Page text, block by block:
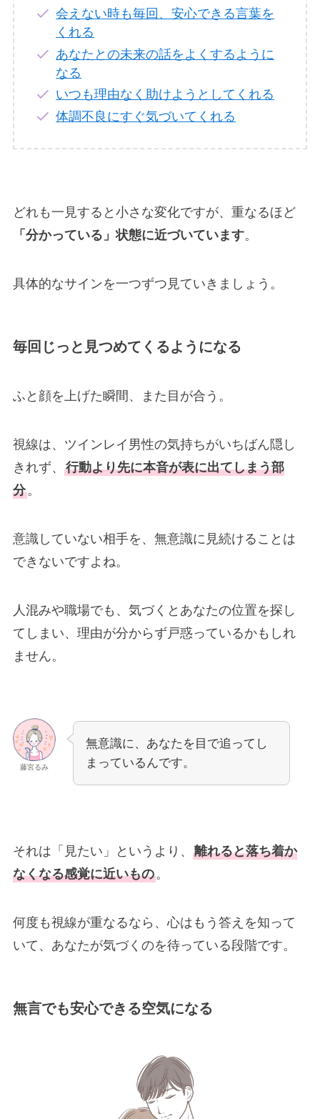
会えない時も毎回、安心できる言葉を
くれる
あなたとの未来の話をよくするように
なる
いつも理由なく助けようとしてくれる
体調不良にすぐ気づいてくれる
どれも一見すると小さな変化ですが、重なるほど
「分かっている」状態に近づいています。
具体的なサインを一つずつ見ていきましょう。
毎回じっと見つめてくるようになる
ふと顔を上げた瞬間、また目が合う。
視線は、ツインレイ男性の気持ちがいちばん隠し
きれず、 行動より先に本音が表に出てしまう部
分。
意識していない相手を、無意識に見続けることは
できないですよね。
人混みや職場でも、気づくとあなたの位置を探し
てしまい、理由が分からず戸惑っているかもしれ
ません。
藤宮るみ
無意識に、あなたを目で追ってし
まっているんです。
それは「見たい」というより、 離れると落ち着か
なくなる感覚に近いもの。
何度も視線が重なるなら、心はもう答えを知って
いて、あなたが気づくのを待っている段階です。
無言でも安心できる空気になる